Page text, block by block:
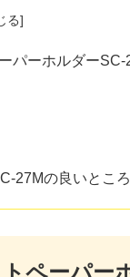
パーホルダーSC-
27Mの良いとこ